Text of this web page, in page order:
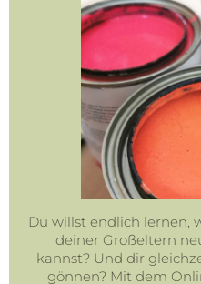
Du willst endlich lernen,
deiner Großeltern
kannst? Und dir
gönnen? Mit dem